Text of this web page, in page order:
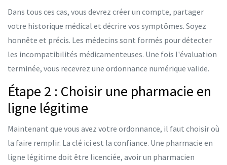
Dans tous ces cas, vous devrez créer un compte, partager
votre historique médical et décrire vos symptômes. Soyez
honnête et précis. Les médecins sont formés pour détecter
les incompatibilités médicamenteuses. Une fois l'évaluation
terminée, vous recevrez une ordonnance numérique valide.
Étape 2 : Choisir une pharmacie en
ligne légitime
Maintenant que vous avez votre ordonnance, il faut choisir où
la faire remplir. La clé ici est la confiance. Une pharmacie en
ligne légitime doit être licenciée, avoir un pharmacien